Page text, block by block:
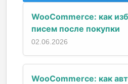
WooCommerce: как
писем после покупки
02.06.2026
WooCommerce: как